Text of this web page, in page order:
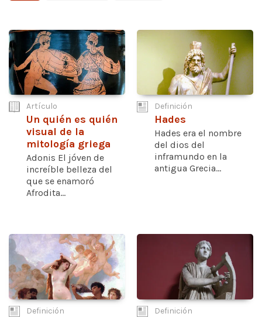
Artículo
Un quién es quién
visual de la
mitología griega
Adonis El jóven de
increíble belleza del
que se enamoró
Afrodita...
Definición
Hades
Hades era el nombre
del dios del
inframundo en la
antigua Grecia...
Definición Definición